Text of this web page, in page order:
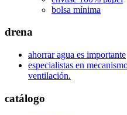
bolsa mínima
drena
ahorrar agua es importante
especialistas en
ventilación.
catálogo